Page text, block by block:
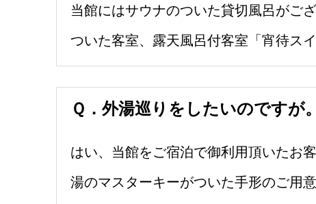
当館にはサウナのついた貸切風呂がご
ついた客室、露天風呂付客室「宵待ス
Ｑ．外湯巡りをしたいのですが。
はい、当館をご宿泊で御利用頂いたお
湯のマスターキーがついた手形のご用